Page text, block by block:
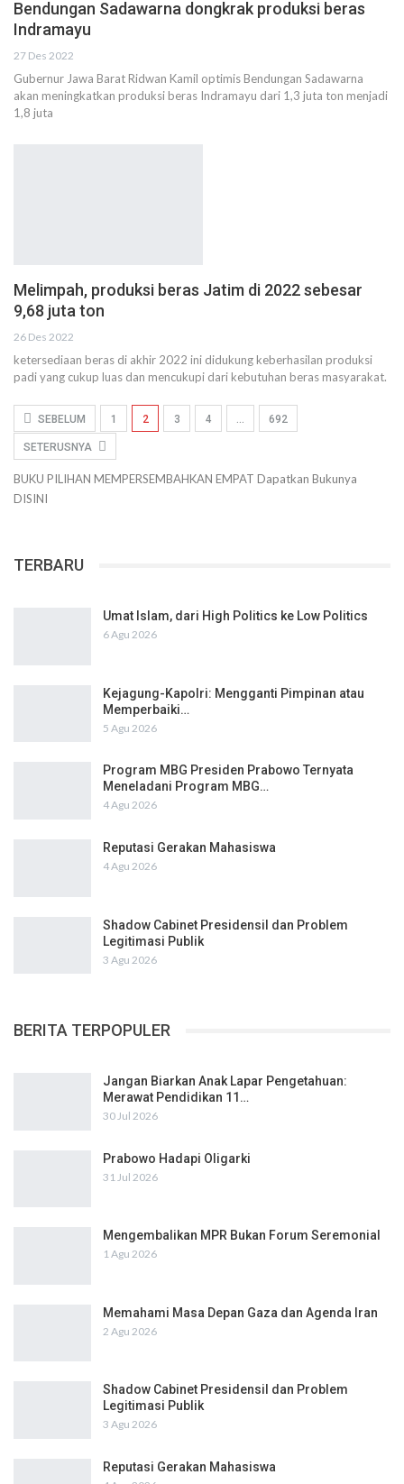
Bendungan Sadawarna dongkrak produksi beras
Indramayu
27 Des 2022
Gubernur Jawa Barat Ridwan Kamil optimis Bendungan Sadawarna
akan meningkatkan produksi beras Indramayu dari 1,3 juta ton menjadi
1,8 juta
Melimpah, produksi beras Jatim di 2022 sebesar
9,68 juta ton
26 Des 2022
ketersediaan beras di akhir 2022 ini didukung keberhasilan produksi
padi yang cukup luas dan mencukupi dari kebutuhan beras masyarakat.
SEBELUM 1 2 3 4 … 692
SETERUSNYA
BUKU PILIHAN MEMPERSEMBAHKAN EMPAT Dapatkan Bukunya
DISINI
TERBARU
Umat Islam, dari High Politics ke Low Politics
6 Agu 2026
Kejagung-Kapolri: Mengganti Pimpinan atau
Memperbaiki…
5 Agu 2026
Program MBG Presiden Prabowo Ternyata
Meneladani Program MBG…
4 Agu 2026
Reputasi Gerakan Mahasiswa
4 Agu 2026
Shadow Cabinet Presidensil dan Problem
Legitimasi Publik
3 Agu 2026
BERITA TERPOPULER
Jangan Biarkan Anak Lapar Pengetahuan:
Merawat Pendidikan 11…
30 Jul 2026
Prabowo Hadapi Oligarki
31 Jul 2026
Mengembalikan MPR Bukan Forum Seremonial
1 Agu 2026
Memahami Masa Depan Gaza dan Agenda Iran
2 Agu 2026
Shadow Cabinet Presidensil dan Problem
Legitimasi Publik
3 Agu 2026
Reputasi Gerakan Mahasiswa